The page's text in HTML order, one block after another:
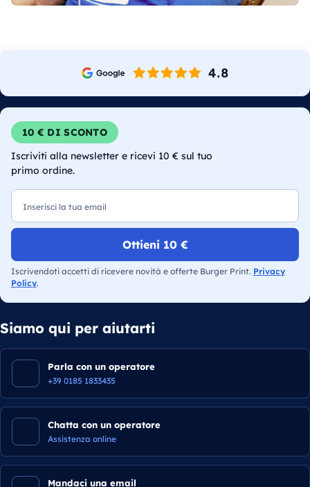
10 € DI SCONTO
Iscriviti alla newsletter e ricevi 10 € sul tuo
primo ordine.
Ottieni 10 €
Iscrivendoti accetti di ricevere novità e offerte Burger Print. Privacy
Policy.
Siamo qui per aiutarti
Parla con un operatore
+39 0185 1833435
Chatta con un operatore
Assistenza online
Mandaci una email